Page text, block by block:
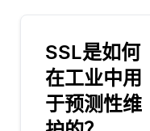
SSL是如何
在工业中用
于预测性维